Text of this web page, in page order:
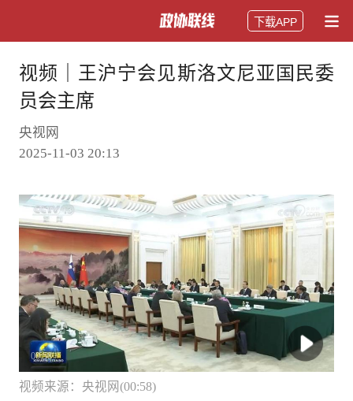
下载APP
视频｜王沪宁会见斯洛文尼亚国民委
员会主席
央视网
2025-11-03 20:13
00:58
视频来源：央视网(00:58)